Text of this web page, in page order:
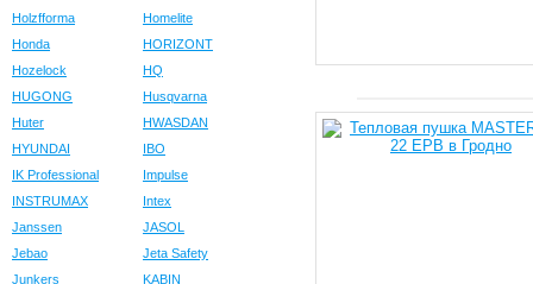
Holzfforma
Homelite
Honda
HORIZONT
Hozelock
HQ
HUGONG
Husqvarna
Huter
HWASDAN
HYUNDAI
IBO
IK Professional
Impulse
INSTRUMAX
Intex
Janssen
JASOL
Jebao
Jeta Safety
Junkers
KABIN